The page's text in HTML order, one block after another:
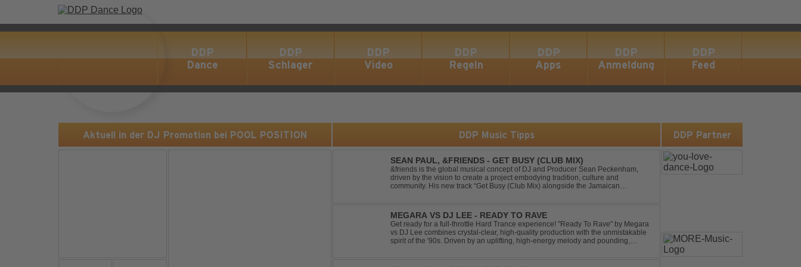
DDP
Dance
DDP
Schlager
DDP
Video
DDP
Regeln
DDP
Apps
DDP
Anmeldung
DDP
Feed
Aktuell in der DJ Promotion bei POOL POSITION DDP Music Tipps
SEAN PAUL, &FRIENDS - GET BUSY (CLUB MIX)
&friends is the global musical concept of DJ and Producer Sean Peckenham,
driven by the vision to create a project embodying tradition, culture and
community. His new track “Get Busy (Club Mix) alongside the Jamaican
MEGARA VS DJ LEE - READY TO RAVE
Get ready for a full-throttle Hard Trance experience! "Ready To Rave" by Megara
vs DJ Lee combines crystal-clear, high-quality production with the unmistakable
spirit of the '90s. Driven by an uplifting, high-energy melody and pounding,
DDP Partner